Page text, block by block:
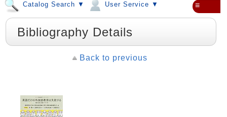
Catalog Search ▼ User Service ▼ ≡
Bibliography Details
Back to previous